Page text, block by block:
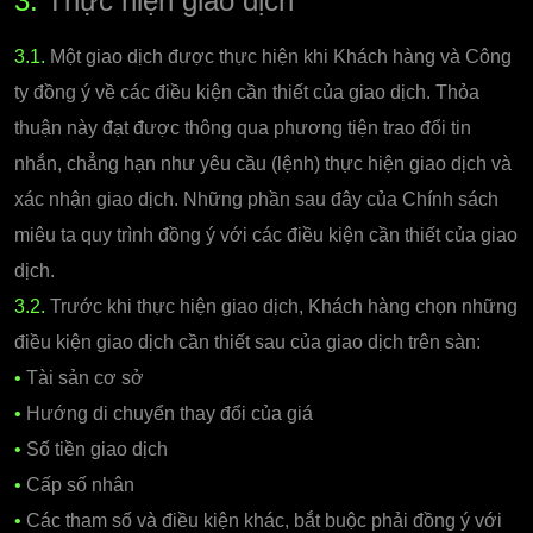
3.1. Một giao dịch được thực hiện khi Khách hàng và Công
ty đồng ý về các điều kiện cần thiết của giao dịch. Thỏa
thuận này đạt được thông qua phương tiện trao đổi tin
nhắn, chẳng hạn như yêu cầu (lệnh) thực hiện giao dịch và
xác nhận giao dịch. Những phần sau đây của Chính sách
miêu ta quy trình đồng ý với các điều kiện cần thiết của giao
dịch.
3.2. Trước khi thực hiện giao dịch, Khách hàng chọn những
điều kiện giao dịch cần thiết sau của giao dịch trên sàn:
• Tài sản cơ sở
• Hướng di chuyển thay đổi của giá
• Số tiền giao dịch
• Cấp số nhân
• Các tham số và điều kiện khác, bắt buộc phải đồng ý với